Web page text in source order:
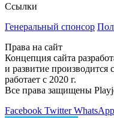
Ссылки
Генеральный спонсор
Права на сайт
Концепция сайта
и развитие
работает с 2020 г.
Все права защищены
Facebook Twitter WhatsApp